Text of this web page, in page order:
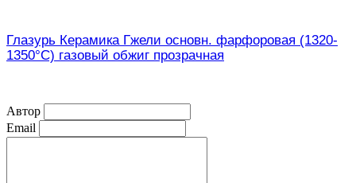
Глазурь Керамика Гжели основн. фарфоровая (1320-
1350°С) газовый обжиг прозрачная
Автор
Email